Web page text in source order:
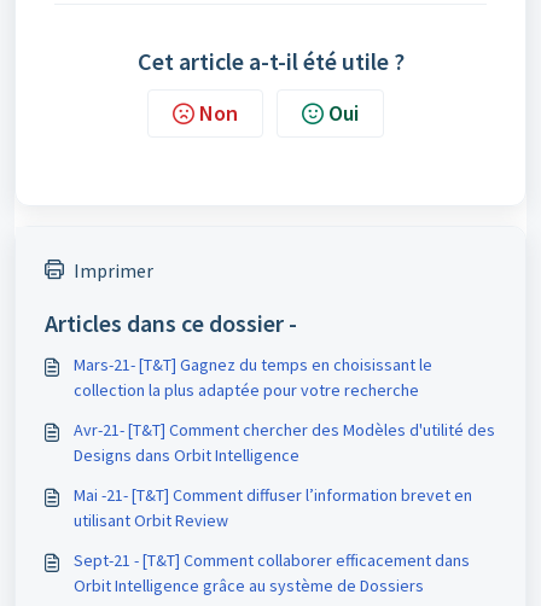
Cet article a-t-il été utile ?
Non Oui
Imprimer
Articles dans ce dossier -
Mars-21- [T&T] Gagnez du temps en choisissant le
collection la plus adaptée pour votre recherche
Avr-21- [T&T] Comment chercher des Modèles d'utilité des
Designs dans Orbit Intelligence
Mai -21- [T&T] Comment diffuser l’information brevet en
utilisant Orbit Review
Sept-21 - [T&T] Comment collaborer efficacement dans
Orbit Intelligence grâce au système de Dossiers